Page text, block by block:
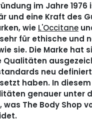
im Jahre 1976
und eine Kraft des
wie L'Occitane
für ethische und
sie. Die Marke hat
Qualitäten
neu
haben. In
genauer unter
was The Body Shop